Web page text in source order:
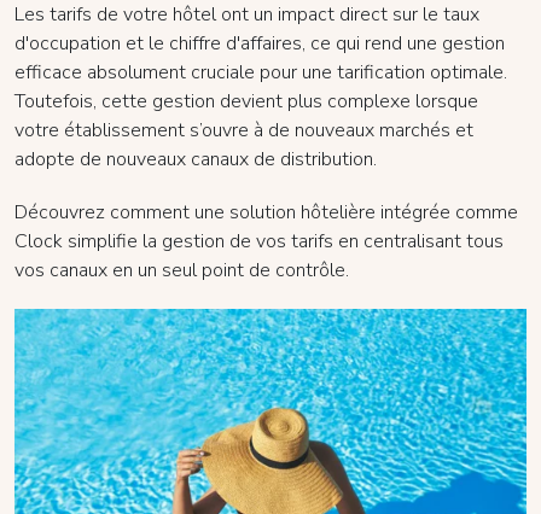
Les tarifs de votre hôtel ont un impact direct sur le taux
d'occupation et le chiffre d'affaires, ce qui rend une gestion
efficace absolument cruciale pour une tarification optimale.
Toutefois, cette gestion devient plus complexe lorsque
votre établissement s’ouvre à de nouveaux marchés et
adopte de nouveaux canaux de distribution.
Découvrez comment une solution hôtelière intégrée comme
Clock simplifie la gestion de vos tarifs en centralisant tous
vos canaux en un seul point de contrôle.